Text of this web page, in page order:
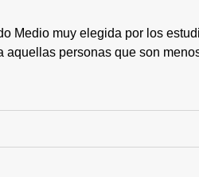
Medio muy elegida por los
personas que son